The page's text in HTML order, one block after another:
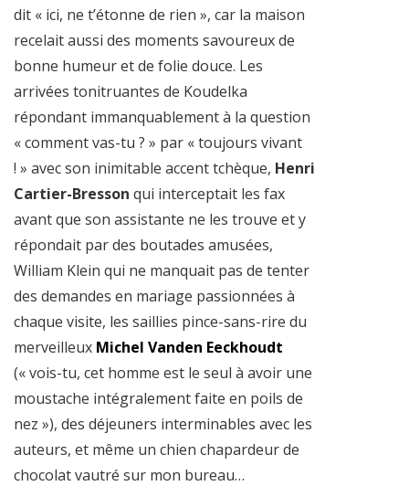
dit « ici, ne t’étonne de rien », car la maison
recelait aussi des moments savoureux de
bonne humeur et de folie douce. Les
arrivées tonitruantes de Koudelka
répondant immanquablement à la question
« comment vas-tu ? » par « toujours vivant
! » avec son inimitable accent tchèque, Henri
Cartier-Bresson qui interceptait les fax
avant que son assistante ne les trouve et y
répondait par des boutades amusées,
William Klein qui ne manquait pas de tenter
des demandes en mariage passionnées à
chaque visite, les saillies pince-sans-rire du
merveilleux Michel Vanden Eeckhoudt
(« vois-tu, cet homme est le seul à avoir une
moustache intégralement faite en poils de
nez »), des déjeuners interminables avec les
auteurs, et même un chien chapardeur de
chocolat vautré sur mon bureau…